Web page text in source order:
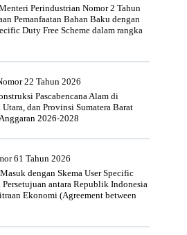
Perindustrian Nomor 2 Tahun
Pemanfaatan Bahan Baku dengan
Duty Free Scheme dalam rangka
22 Tahun 2026
Pascabencana Alam di
dan Provinsi Sumatera Barat
2026-2028
61 Tahun 2026
dengan Skema User Specific
antara Republik Indonesia
Ekonomi (Agreement between